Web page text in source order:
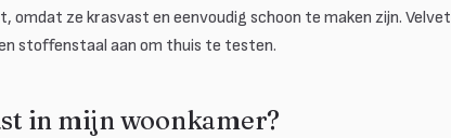
ze krasvast en eenvoudig schoon te maken zijn. Velvet
stoffenstaal aan om thuis te testen.
in mijn woonkamer?